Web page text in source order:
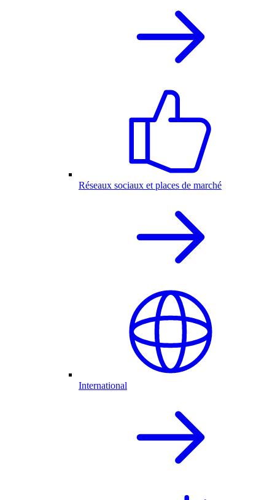
Réseaux sociaux et places de marché
International